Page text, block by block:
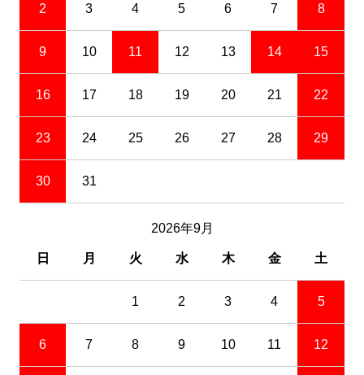
2 3 4 5 6 7 8
9 10 11 12 13 14 15
16 17 18 19 20 21 22
23 24 25 26 27 28 29
30 31
2026年9月
日 月 火 水 木 金 土
1 2 3 4 5
6 7 8 9 10 11 12